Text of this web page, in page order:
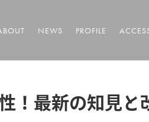
NEWS PROFILE
！最新の知見と